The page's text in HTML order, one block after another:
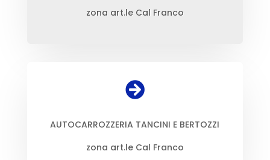
zona art.le Cal Franco

AUTOCARROZZERIA TANCINI E BERTOZZI
zona art.le Cal Franco